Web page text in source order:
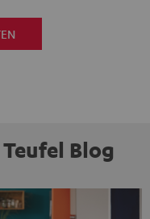
Blog